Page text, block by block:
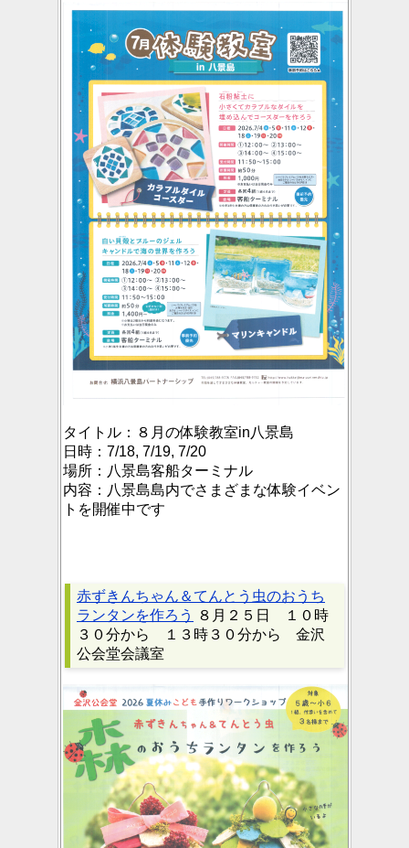
タイトル： ８月の体験教室in八景島
日時： 7/18, 7/19, 7/20
場所： 八景島客船ターミナル
内容： 八景島島内でさまざまな体験イベン
トを開催中です
赤ずきんちゃん＆てんとう虫のおうち
ランタンを作ろう
８月２５日 １０時
３０分から １３時３０分から 金沢
公会堂会議室